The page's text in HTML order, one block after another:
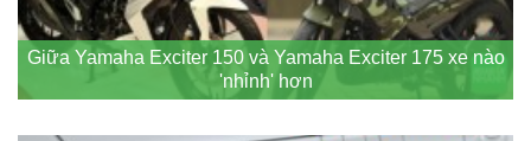
Giữa Yamaha Exciter 150 và Yamaha Exciter 175 xe nào
'nhỉnh' hơn